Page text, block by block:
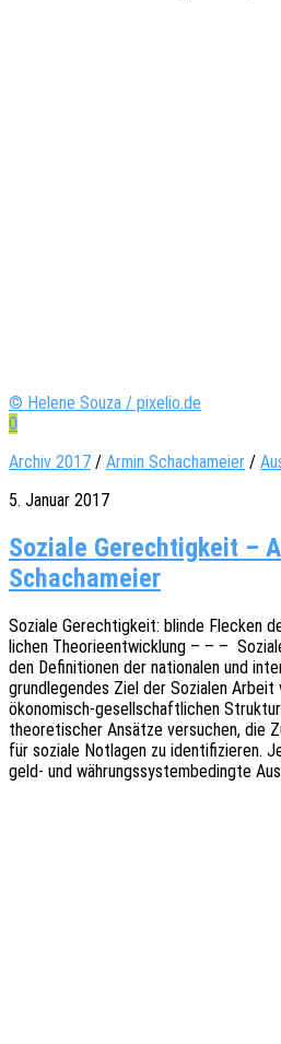
© Helene Souza / pixelio.de
0
Archiv 2017 / Armin Schachameier /
5. Januar 2017
Soziale Gerechtigkeit –
Schachameier
Sozia­le Gerech­tig­keit: blinde Flecken
li­chen Theo­rie­ent­wick­lung – – –
den Defi­ni­tio­nen der natio­na­len und
grund­le­gen­des Ziel der Sozia­len Arbeit
ökon­o­­­misch-gesel­l­­schaf­t­­li­chen
theo­re­ti­scher Ansät­ze versu­chen, die
für sozia­le Notla­gen zu iden­ti­fi­zie­ren.
geld- und währungs­sys­tem­be­ding­te